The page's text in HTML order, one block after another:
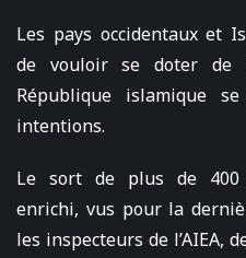
Les pays occidentaux et
de vouloir se doter de
République islamique
intentions.
Le sort de plus de 400
enrichi, vus pour la
les inspecteurs de l’AIEA,